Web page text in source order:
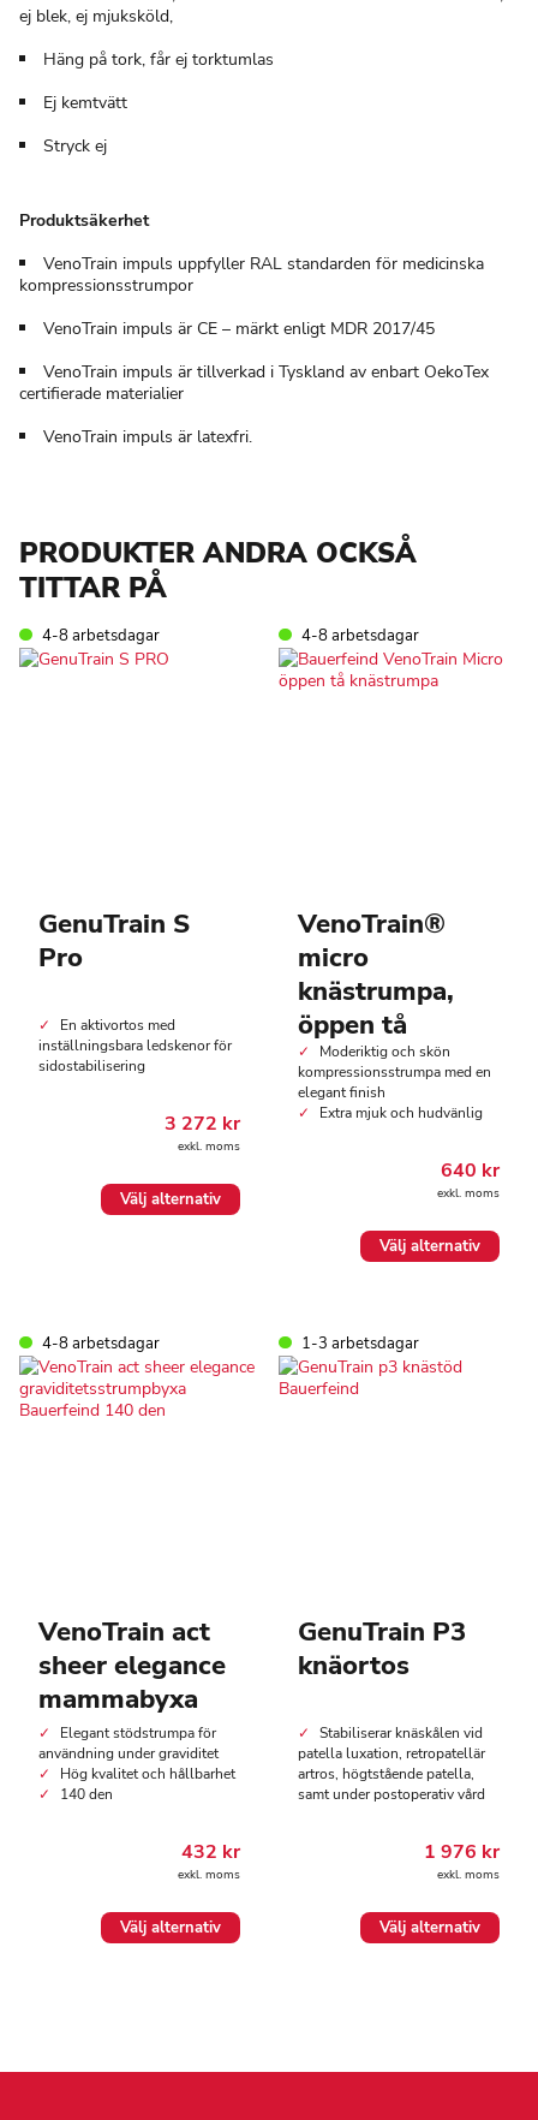
ej blek, ej mjuksköld,
Häng på tork, får ej torktumlas
Ej kemtvätt
Stryck ej
Produktsäkerhet
VenoTrain impuls uppfyller RAL standarden för medicinska
kompressionsstrumpor
VenoTrain impuls är CE – märkt enligt MDR 2017/45
VenoTrain impuls är tillverkad i Tyskland av enbart OekoTex
certifierade materialier
VenoTrain impuls är latexfri.
PRODUKTER ANDRA OCKSÅ
TITTAR PÅ
4-8 arbetsdagar
GenuTrain S
Pro
En aktivortos med
inställningsbara ledskenor för
sidostabilisering
3 272 kr
exkl. moms
Välj alternativ
olika
alternativen
kan
väljas
4-8 arbetsdagar
VenoTrain®
micro
knästrumpa,
öppen tå
Moderiktig och skön
kompressionsstrumpa med en
elegant finish
Extra mjuk och hudvänlig
640 kr
exkl. moms
Välj alternativ
varianter.
De
olika
4-8 arbetsdagar
VenoTrain act
sheer elegance
mammabyxa
Elegant stödstrumpa för
användning under graviditet
Hög kvalitet och hållbarhet
140 den
432 kr
exkl. moms
Välj alternativ
olika
1-3 arbetsdagar
GenuTrain P3
knäortos
Stabiliserar knäskålen vid
patella luxation, retropatellär
artros, högtstående patella,
samt under postoperativ vård
1 976 kr
exkl. moms
Välj alternativ
olika